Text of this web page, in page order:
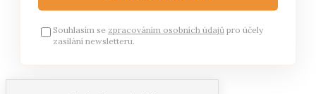
Souhlasím se zpracováním osobních údajů pro účely
zasílání newsletteru.